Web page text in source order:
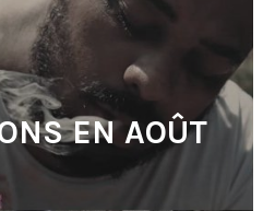
EN AOÛT